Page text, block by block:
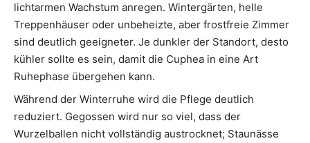
lichtarmen Wachstum anregen. Wintergärten, helle
Treppenhäuser oder unbeheizte, aber frostfreie Zimmer
sind deutlich geeigneter. Je dunkler der Standort, desto
kühler sollte es sein, damit die Cuphea in eine Art
Ruhephase übergehen kann.
Während der Winterruhe wird die Pflege deutlich
reduziert. Gegossen wird nur so viel, dass der
Wurzelballen nicht vollständig austrocknet; Staunässe